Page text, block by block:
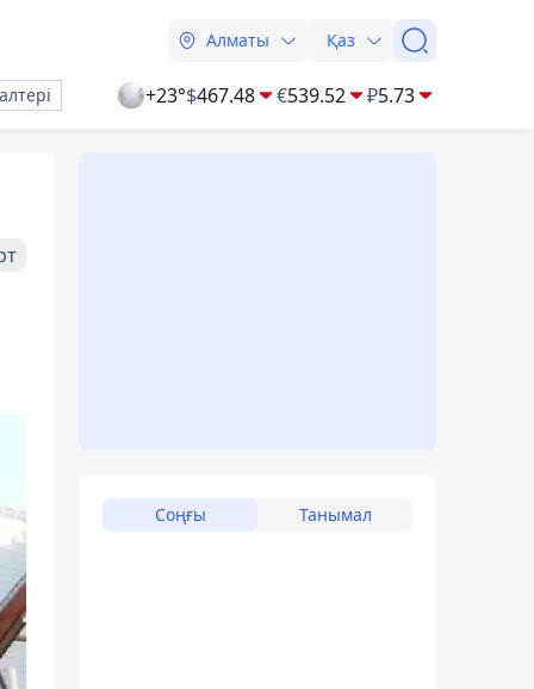
Алматы Қаз
+23°$467.48 €539.52 ₽5.73
Соңғы Танымал